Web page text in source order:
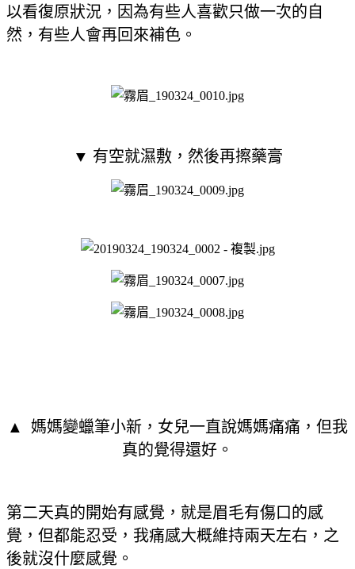
以看復原狀況，因為有些人喜歡只做一次的自
然，有些人會再回來補色。
▼ 有空就濕敷，然後再擦藥膏
▲
媽媽變蠟筆小新，女兒一直說媽媽痛痛，但我
真的覺得還好。
第二天真的開始有感覺，就是眉毛有傷口的感
覺，但都能忍受，我痛感大概維持兩天左右，之
後就沒什麼感覺。